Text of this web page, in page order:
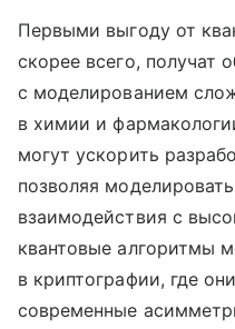
Первыми выгоду от
скорее всего, получат
с моделированием
в химии и
могут ускорить
позволяя
взаимодействия с
квантовые алгоритмы
в криптографии, где
современные